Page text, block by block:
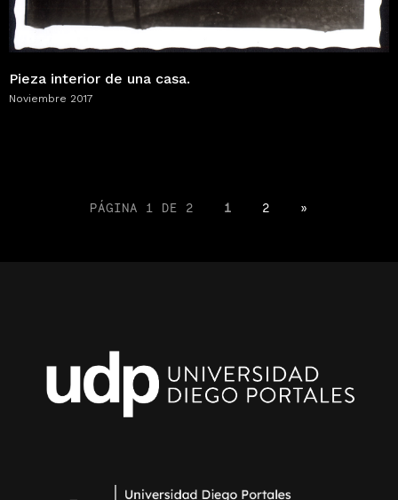
Pieza interior de una casa.
Noviembre 2017
PÁGINA 1 DE 2 1 2 »